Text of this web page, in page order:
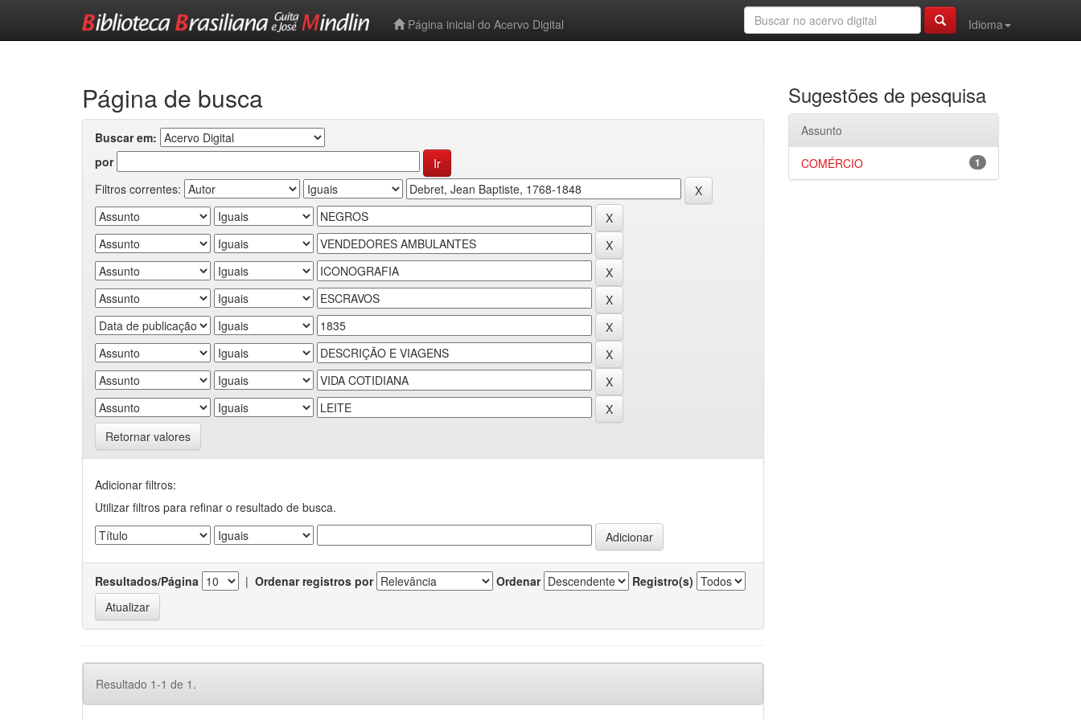
Página inicial do Acervo Digital
Idioma
Página de busca
Buscar em:
por
Filtros correntes:
Retornar valores
Adicionar filtros:
Utilizar filtros para refinar o resultado de busca.
Resultados/Página | Ordenar registros por Ordenar Registro(s)
Resultado 1-1 de 1.
Sugestões de pesquisa
Assunto
1
COMÉRCIO